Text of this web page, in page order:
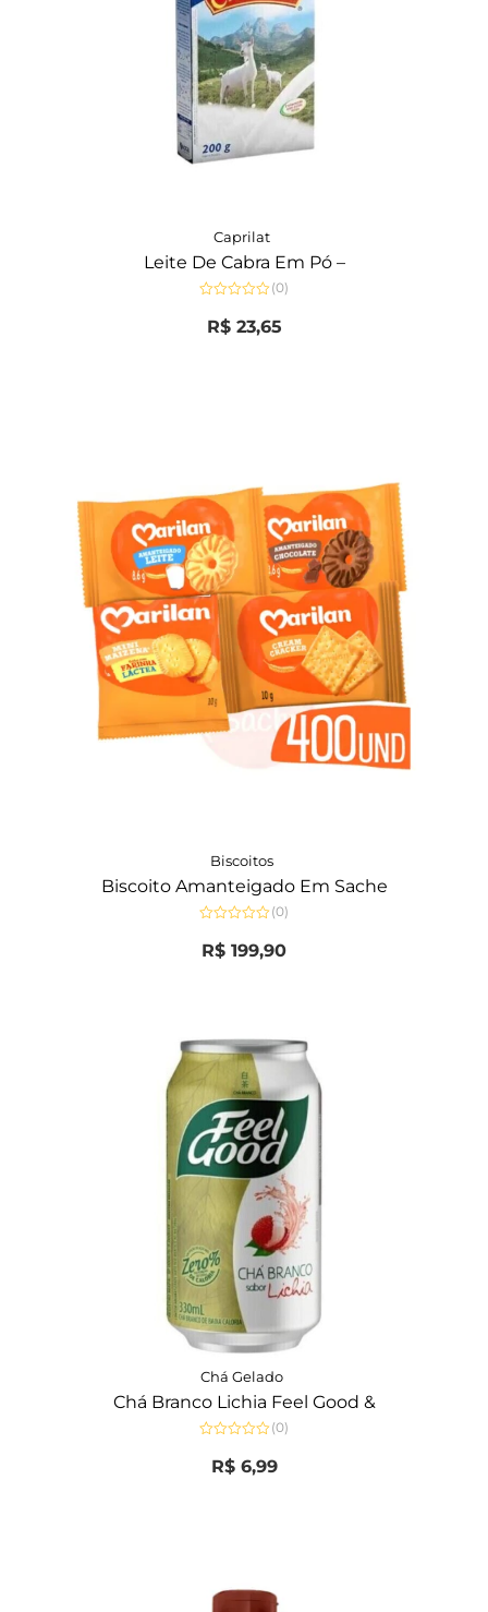
Caprilat
Leite De Cabra Em Pó –
de
(0)
R$23,65
Biscoitos
Biscoito Amanteigado Em Sache
0
de
(0)
R$ 199,90
Chá Gelado
Chá Branco Lichia Feel Good &
(0)
R$6,99